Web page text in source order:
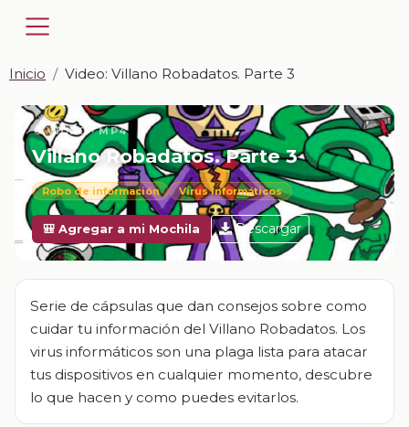
Inicio Video: Villano Robadatos. Parte 3
📎 VIDEO · MP4
Villano Robadatos. Parte 3
Robo de información Virus informáticos
🎒 Agregar a mi Mochila Descargar
Serie de cápsulas que dan consejos sobre como
cuidar tu información del Villano Robadatos. Los
virus informáticos son una plaga lista para atacar
tus dispositivos en cualquier momento, descubre
lo que hacen y como puedes evitarlos.